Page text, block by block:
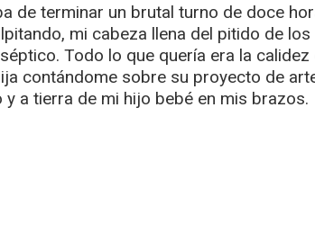
de terminar un brutal turno de doce
mi cabeza llena del pitido de
Todo lo que quería era la
contándome sobre su proyecto de
y a tierra de mi hijo bebé en mis brazos.